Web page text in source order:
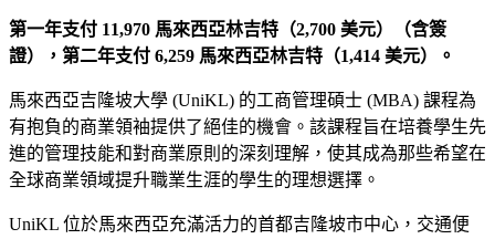
第一年支付 11,970 馬來西亞林吉特（2,700 美元）（含簽
證），第二年支付 6,259 馬來西亞林吉特（1,414 美元）。
馬來西亞吉隆坡大學 (UniKL) 的工商管理碩士 (MBA) 課程為
有抱負的商業領袖提供了絕佳的機會。該課程旨在培養學生先
進的管理技能和對商業原則的深刻理解，使其成為那些希望在
全球商業領域提升職業生涯的學生的理想選擇。
UniKL 位於馬來西亞充滿活力的首都吉隆坡市中心，交通便